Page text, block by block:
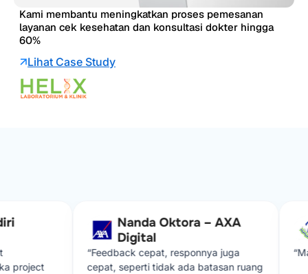
Kami membantu meningkatkan proses pemesanan
layanan cek kesehatan dan konsultasi dokter hingga
60%
Lihat Case Study
Nanda Oktora – AXA
Digital
“Feedback cepat, responnya juga
cepat, seperti tidak ada batasan ruang
“Maju